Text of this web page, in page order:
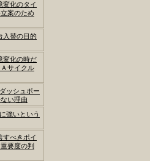
変化のタイ
案のため
入替の目的
変化の時だ
サイクル
ッシュボー
い理由
強いという
すべきポイ
要度の判